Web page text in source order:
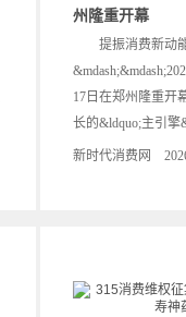
州隆重开幕
提振消费新动能
17日在郑州隆重
长的&ldquo;主引擎
新时代消费网